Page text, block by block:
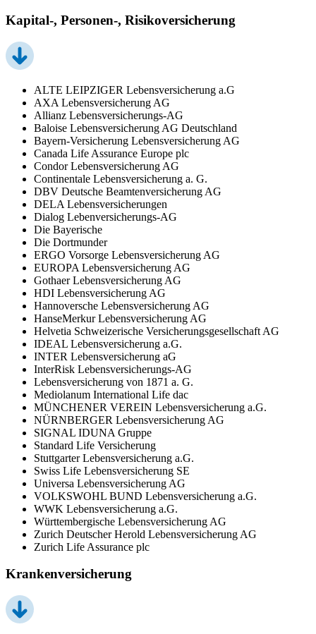
Kapital-, Personen-, Risikoversicherung
ALTE LEIPZIGER Lebensversicherung a.G
AXA Lebensversicherung AG
Allianz Lebensversicherungs-AG
Baloise Lebensversicherung AG Deutschland
Bayern-Versicherung Lebensversicherung AG
Canada Life Assurance Europe plc
Condor Lebensversicherung AG
Continentale Lebensversicherung a. G.
DBV Deutsche Beamtenversicherung AG
DELA Lebensversicherungen
Dialog Lebenversicherungs-AG
Die Bayerische
Die Dortmunder
ERGO Vorsorge Lebensversicherung AG
EUROPA Lebensversicherung AG
Gothaer Lebensversicherung AG
HDI Lebensversicherung AG
Hannoversche Lebensversicherung AG
HanseMerkur Lebensversicherung AG
Helvetia Schweizerische Versicherungsgesellschaft AG
IDEAL Lebensversicherung a.G.
INTER Lebensversicherung aG
InterRisk Lebensversicherungs-AG
Lebensversicherung von 1871 a. G.
Mediolanum International Life dac
MÜNCHENER VEREIN Lebensversicherung a.G.
NÜRNBERGER Lebensversicherung AG
SIGNAL IDUNA Gruppe
Standard Life Versicherung
Stuttgarter Lebensversicherung a.G.
Swiss Life Lebensversicherung SE
Universa Lebensversicherung AG
VOLKSWOHL BUND Lebensversicherung a.G.
WWK Lebensversicherung a.G.
Württembergische Lebensversicherung AG
Zurich Deutscher Herold Lebensversicherung AG
Zurich Life Assurance plc
Krankenversicherung